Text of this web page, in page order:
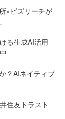
×ビズリーチが
る生成AI活用
？AIネイティブ
住友トラスト